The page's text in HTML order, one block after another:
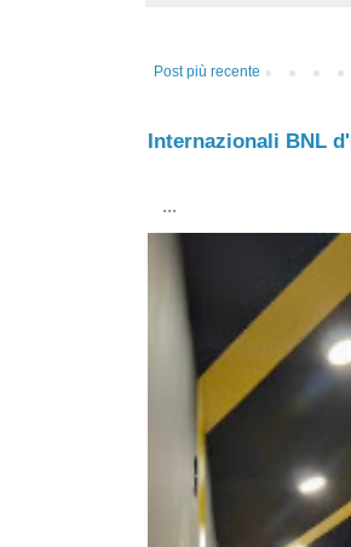
Post più recente
Internazionali BNL
...